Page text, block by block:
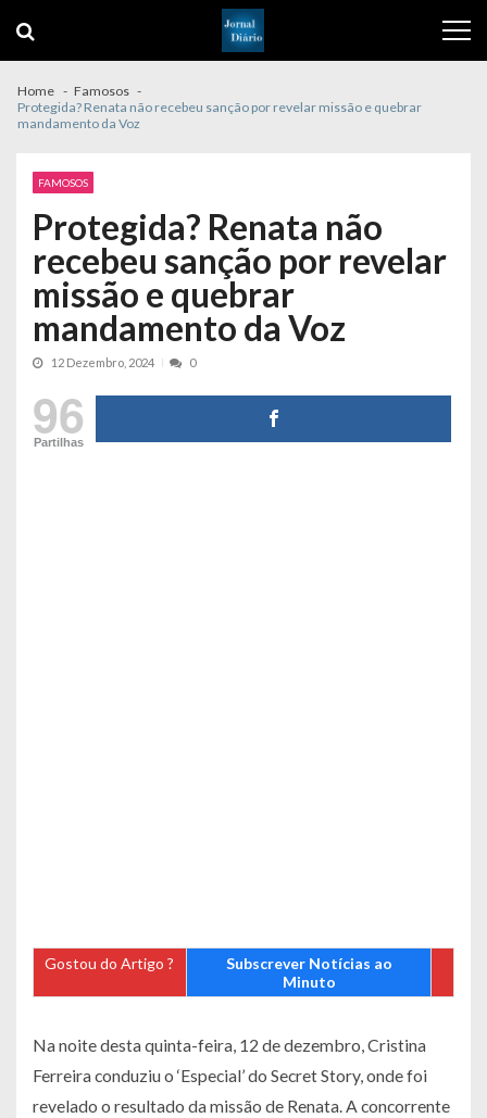
navigation
content
Home
Famosos
Protegida? Renata não recebeu sanção por revelar missão e quebrar
mandamento da Voz
FAMOSOS
Protegida? Renata não
recebeu sanção por revelar
missão e quebrar
mandamento da Voz
12 Dezembro, 2024 0
96
Partilhas
Gostou do Artigo ?
Subscrever Notícias ao
Minuto
Na noite desta quinta-feira, 12 de dezembro, Cristina
Ferreira conduziu o ‘Especial’ do Secret Story, onde foi
revelado o resultado da missão de Renata. A concorrente